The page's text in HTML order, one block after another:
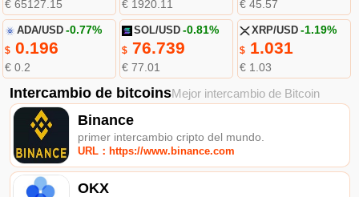
€ 65127.15 € 1920.11 € 45.57
ADA/USD -0.77%
$0.196
€ 0.2
SOL/USD -0.81%
$ 76.739
€ 77.01
XRP/USD -1.19%
$1.031
€ 1.03
Intercambio de bitcoinsMejor intercambio de Bitcoin
Binance
primer intercambio cripto del mundo.
URL：https://www.binance.com
OKX